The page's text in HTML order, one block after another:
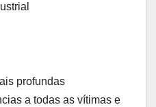
profundas
a todas as vítimas e